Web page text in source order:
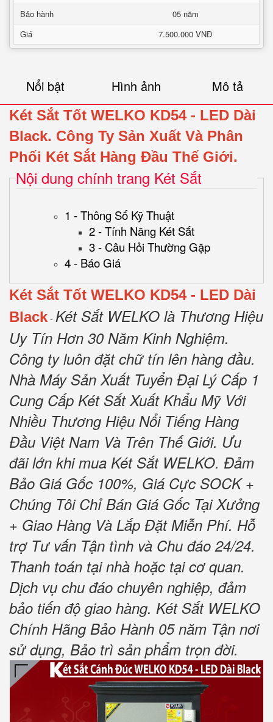
Bảo hành
05 năm
Giá
7.500.000 VNĐ
Nổi bật Hình ảnh Mô tả
Két Sắt Tốt WELKO KD54 - LED Dài
Black. Công Ty Sản Xuất Và Phân
Phối Két Sắt Hàng Đầu Thế Giới.
Nội dung chính trang Két Sắt
1 - Thông Số Kỹ Thuật
2 - Tính Năng Két Sắt
3 - Câu Hỏi Thường Gặp
4 - Báo Giá
Két Sắt Tốt WELKO KD54 - LED Dài
Black - Két Sắt WELKO là Thương Hiệu
Uy Tín Hơn 30 Năm Kinh Nghiệm.
Công ty luôn đặt chữ tín lên hàng đầu.
Nhà Máy Sản Xuất Tuyển Đại Lý Cấp 1
Cung Cấp Két Sắt Xuất Khẩu Mỹ Với
Nhiều Thương Hiệu Nổi Tiếng Hàng
Đầu Việt Nam Và Trên Thế Giới. Ưu
đãi lớn khi mua Két Sắt WELKO. Đảm
Bảo Giá Gốc 100%, Giá Cực SOCK +
Chúng Tôi Chỉ Bán Giá Gốc Tại Xưởng
+ Giao Hàng Và Lắp Đặt Miễn Phí. Hỗ
trợ Tư vấn Tận tình và Chu đáo 24/24.
Thanh toán tại nhà hoặc tại cơ quan.
Dịch vụ chu đáo chuyên nghiệp, đảm
bảo tiến độ giao hàng. Két Sắt WELKO
Chính Hãng Bảo Hành 05 năm Tận nơi
sử dụng, Bảo trì sản phẩm trọn đời.